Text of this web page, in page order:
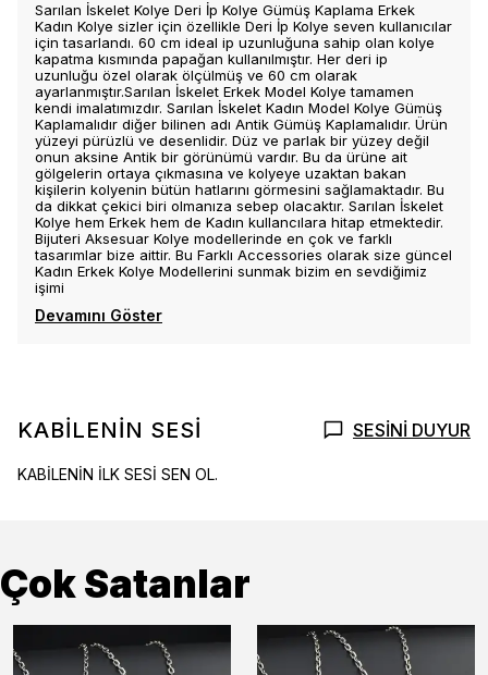
Sarılan İskelet Kolye Deri İp Kolye Gümüş Kaplama Erkek
Kadın Kolye sizler için özellikle Deri İp Kolye seven kullanıcılar
için tasarlandı. 60 cm ideal ip uzunluğuna sahip olan kolye
kapatma kısmında papağan kullanılmıştır. Her deri ip
uzunluğu özel olarak ölçülmüş ve 60 cm olarak
ayarlanmıştır.Sarılan İskelet Erkek Model Kolye tamamen
kendi imalatımızdır. Sarılan İskelet Kadın Model Kolye Gümüş
Kaplamalıdır diğer bilinen adı Antik Gümüş Kaplamalıdır. Ürün
yüzeyi pürüzlü ve desenlidir. Düz ve parlak bir yüzey değil
onun aksine Antik bir görünümü vardır. Bu da ürüne ait
gölgelerin ortaya çıkmasına ve kolyeye uzaktan bakan
kişilerin kolyenin bütün hatlarını görmesini sağlamaktadır. Bu
da dikkat çekici biri olmanıza sebep olacaktır. Sarılan İskelet
Kolye hem Erkek hem de Kadın kullancılara hitap etmektedir.
Bijuteri Aksesuar Kolye modellerinde en çok ve farklı
tasarımlar bize aittir. Bu Farklı Accessories olarak size güncel
Kadın Erkek Kolye Modellerini sunmak bizim en sevdiğimiz
işimi
Devamını Göster
KABİLENİN SESİ SESİNİ DUYUR
KABİLENİN İLK SESİ SEN OL.
Çok Satanlar